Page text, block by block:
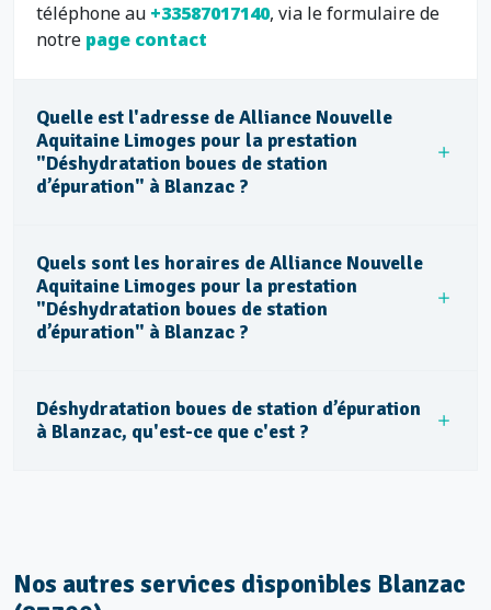
téléphone au +33587017140, via le formulaire de
notre page contact
Quelle est l'adresse de Alliance Nouvelle
Aquitaine Limoges pour la prestation
"Déshydratation boues de station
d’épuration" à Blanzac ?
Quels sont les horaires de Alliance Nouvelle
Aquitaine Limoges pour la prestation
"Déshydratation boues de station
d’épuration" à Blanzac ?
Déshydratation boues de station d’épuration
à Blanzac, qu'est-ce que c'est ?
Nos autres services disponibles Blanzac